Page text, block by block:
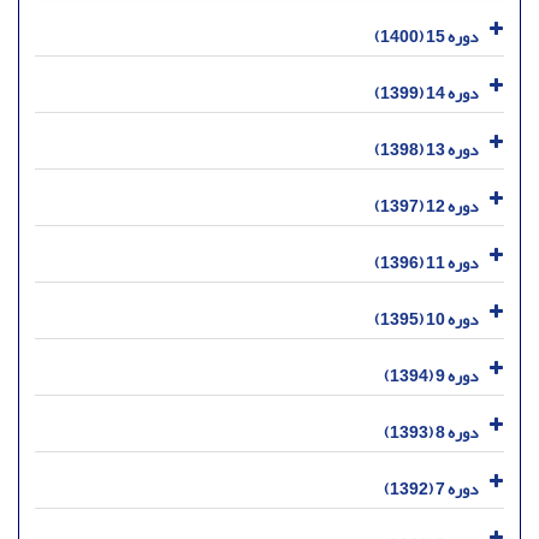
دوره 15 (1400)
دوره 14 (1399)
دوره 13 (1398)
دوره 12 (1397)
دوره 11 (1396)
دوره 10 (1395)
دوره 9 (1394)
دوره 8 (1393)
دوره 7 (1392)